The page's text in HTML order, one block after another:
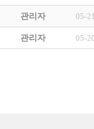
관리자 05-21
관리자 05-20